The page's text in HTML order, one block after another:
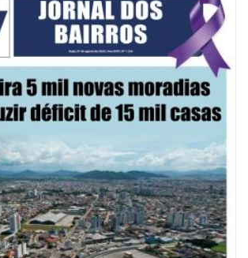
e Univali ampliam monitoramento das marés com